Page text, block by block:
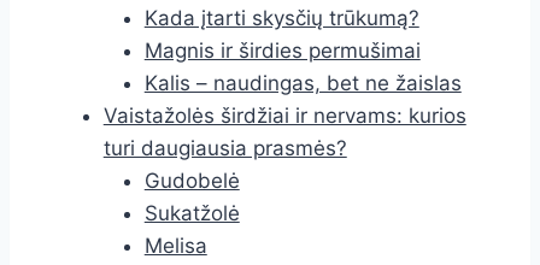
Kada įtarti skysčių trūkumą?
Magnis ir širdies permušimai
Kalis – naudingas, bet ne žaislas
Vaistažolės širdžiai ir nervams: kurios
turi daugiausia prasmės?
Gudobelė
Sukatžolė
Melisa